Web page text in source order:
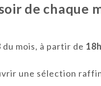
de chaque
du mois, à partir de 18h
une sélection